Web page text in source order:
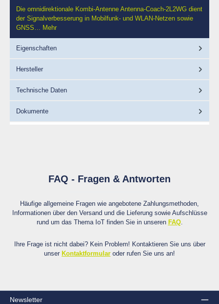
Die omnidirektionale Kombi-Antenne Antenna-Coach-2L2WG dient
der Signalverbesserung in Mobilfunk- und WLAN-Netzen sowie
GNSS… Mehr
Eigenschaften
Hersteller
Technische Daten
Dokumente
FAQ - Fragen & Antworten
Häufige allgemeine Fragen wie angebotene Zahlungsmethoden,
Informationen über den Versand und die Lieferung sowie Aufschlüsse
rund um das Thema IoT finden Sie in unseren FAQ.
Ihre Frage ist nicht dabei? Kein Problem! Kontaktieren Sie uns über
unser Kontaktformular oder rufen Sie uns an!
Newsletter